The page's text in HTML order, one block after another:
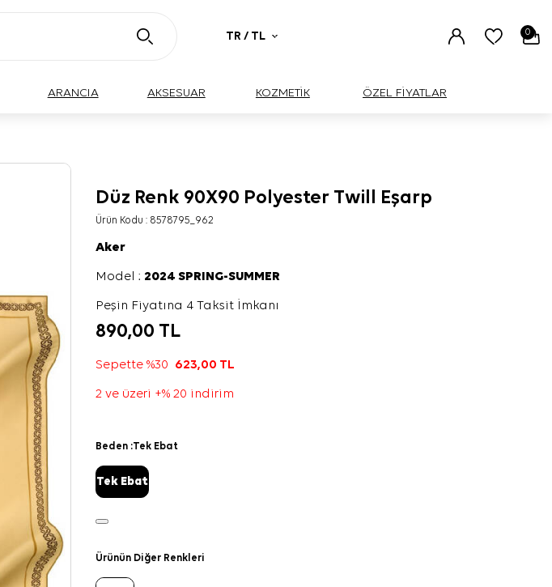
TR / TL 0
ARANCIA AKSESUAR KOZMETİK ÖZEL FİYATLAR
Düz Renk 90X90 Polyester Twill Eşarp
Ürün Kodu : 8578795_962
Aker
Model :2024 SPRING-SUMMER
Peşin Fiyatına 4 Taksit İmkanı
890,00 TL
Sepette %30 623,00 TL
2 ve üzeri +% 20 indirim
Beden :Tek Ebat
Tek Ebat
Ürünün Diğer Renkleri